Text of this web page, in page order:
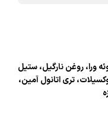
ورا، روغن نارگیل، ستیل
تری اتانول آمین،